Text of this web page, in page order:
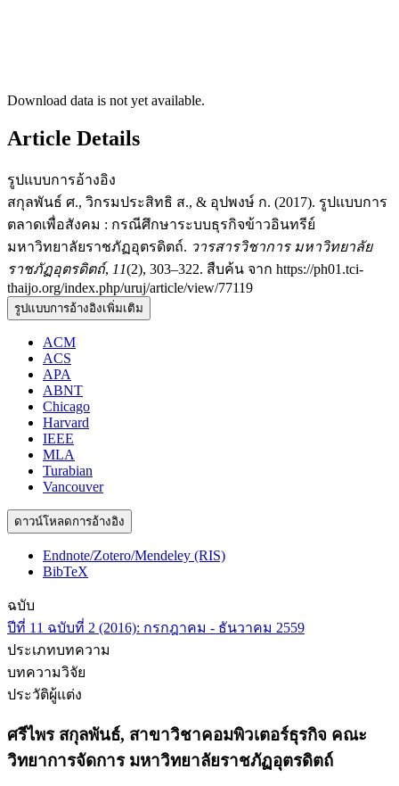
Download data is not yet available.
Article Details
รูปแบบการอ้างอิง
สกุลพันธ์ ศ., วิกรมประสิทธิ ส., & อุปพงษ์ ก. (2017). รูปแบบการ
ตลาดเพื่อสังคม : กรณีศึกษาระบบธุรกิจข้าวอินทรีย์
มหาวิทยาลัยราชภัฏอุตรดิตถ์. วารสารวิชาการ มหาวิทยาลัย
ราชภัฏอุตรดิตถ์, 11(2), 303–322. สืบค้น จาก https://ph01.tci-
thaijo.org/index.php/uruj/article/view/77119
รูปแบบการอ้างอิงเพิ่มเติม
ACM
ACS
APA
ABNT
Chicago
Harvard
IEEE
MLA
Turabian
Vancouver
ดาวน์โหลดการอ้างอิง
Endnote/Zotero/Mendeley (RIS)
BibTeX
ฉบับ
ปีที่ 11 ฉบับที่ 2 (2016): กรกฎาคม - ธันวาคม 2559
ประเภทบทความ
บทความวิจัย
ประวัติผู้แต่ง
ศรีไพร สกุลพันธ์, สาขาวิชาคอมพิวเตอร์ธุรกิจ คณะ
วิทยาการจัดการ มหาวิทยาลัยราชภัฏอุตรดิตถ์